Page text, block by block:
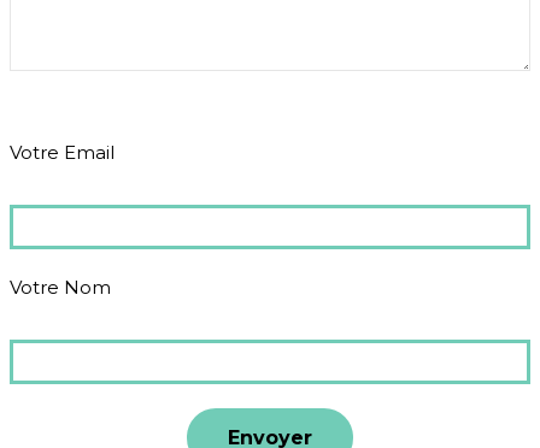
Votre Email
Votre Nom